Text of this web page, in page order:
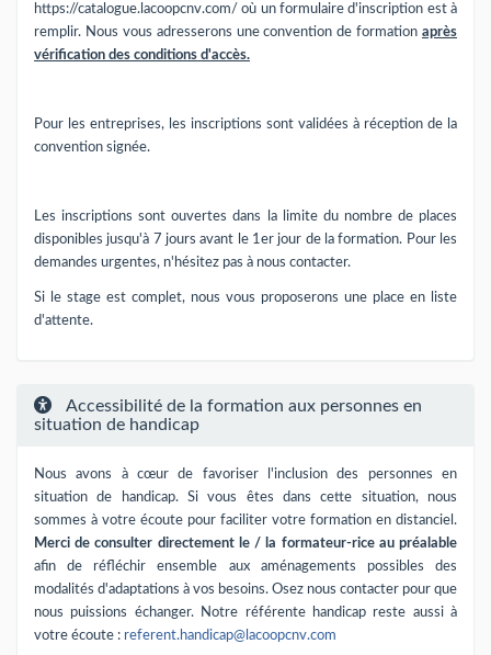
https://catalogue.lacoopcnv.com/ où un formulaire d'inscription est à
remplir. Nous vous adresserons une convention de formation après
vérification des conditions d'accès.
Pour les entreprises, les inscriptions sont validées à réception de la
convention signée.
Les inscriptions sont ouvertes dans la limite du nombre de places
disponibles jusqu'à 7 jours avant le 1er jour de la formation. Pour les
demandes urgentes, n'hésitez pas à nous contacter.
Si le stage est complet, nous vous proposerons une place en liste
d'attente.
Accessibilité de la formation aux personnes en
situation de handicap
Nous avons à cœur de favoriser l'inclusion des personnes en
situation de handicap. Si vous êtes dans cette situation, nous
sommes à votre écoute pour faciliter votre formation en distanciel.
Merci de consulter directement le / la formateur-rice au préalable
afin de réfléchir ensemble aux aménagements possibles des
modalités d'adaptations à vos besoins. Osez nous contacter pour que
nous puissions échanger. Notre référente handicap reste aussi à
votre écoute : referent.handicap@lacoopcnv.com